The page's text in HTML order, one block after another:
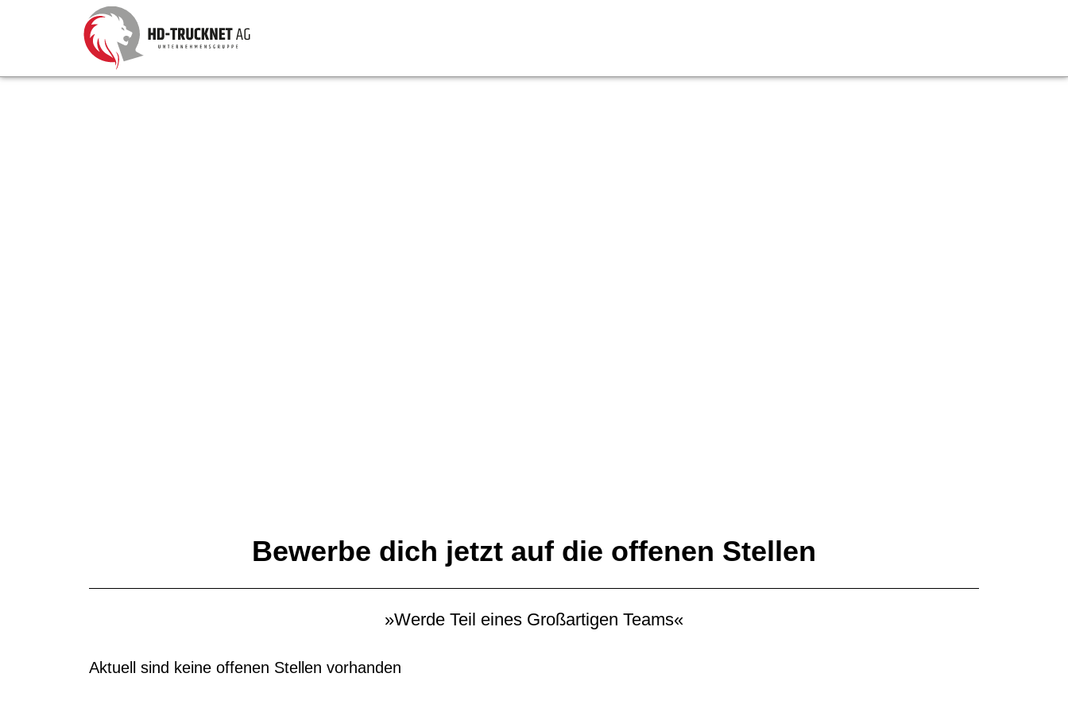
Bewerbe dich jetzt auf die offenen Stellen
»Werde Teil eines Großartigen Teams«
Aktuell sind keine offenen Stellen vorhanden